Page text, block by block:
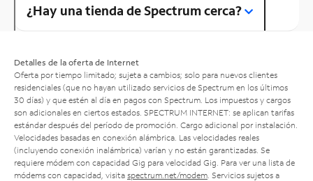
¿Hay una tienda de Spectrum cerca?
Detalles de la oferta de Internet
Oferta por tiempo limitado; sujeta a cambios; solo para nuevos clientes
residenciales (que no hayan utilizado servicios de Spectrum en los últimos
30 días) y que estén al día en pagos con Spectrum. Los impuestos y cargos
son adicionales en ciertos estados. SPECTRUM INTERNET: se aplican tarifas
estándar después del período de promoción. Cargo adicional por instalación.
Velocidades basadas en conexión alámbrica. Las velocidades reales
(incluyendo conexión inalámbrica) varían y no están garantizadas. Se
requiere módem con capacidad Gig para velocidad Gig. Para ver una lista de
módems con capacidad, visita spectrum.net/modem . Servicios sujetos a